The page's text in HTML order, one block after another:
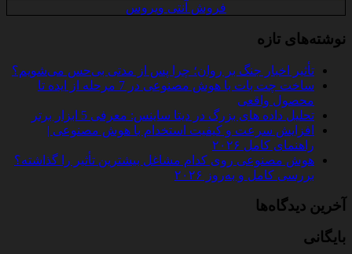
فروش آنتی ویروس
نوشته‌های تازه
تأثیر اخبار جنگ بر روان؛ چرا پس از مدتی بی‌حس می‌شویم؟
ساخت چت‌ بات با هوش مصنوعی در 7 مرحله از ایده تا
محصول واقعی
تحلیل داده‌ های بزرگ در دیتا ساینس: معرفی 5 ابزار برتر
افزایش سرعت و کیفیت استخدام با هوش مصنوعی |
راهنمای کامل ۲۰۲۶
هوش مصنوعی روی کدام مشاغل بیشترین تأثیر را گذاشته؟
بررسی کامل و به‌روز ۲۰۲۶
آخرین دیدگاه‌ها
بایگانی